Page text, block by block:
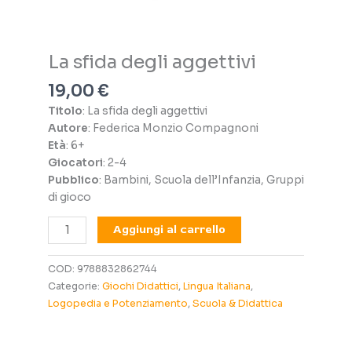
La sfida degli aggettivi
19,00€
Titolo: La sfida degli aggettivi
Autore: Federica Monzio Compagnoni
Età: 6+
Giocatori: 2-4
Pubblico: Bambini, Scuola dell’Infanzia, Gruppi
di gioco
sfida
degli
aggettivi
quantità
Aggiungi al carrello
COD: 9788832862744
Categorie: Giochi Didattici, Lingua Italiana,
Logopedia e Potenziamento, Scuola & Didattica